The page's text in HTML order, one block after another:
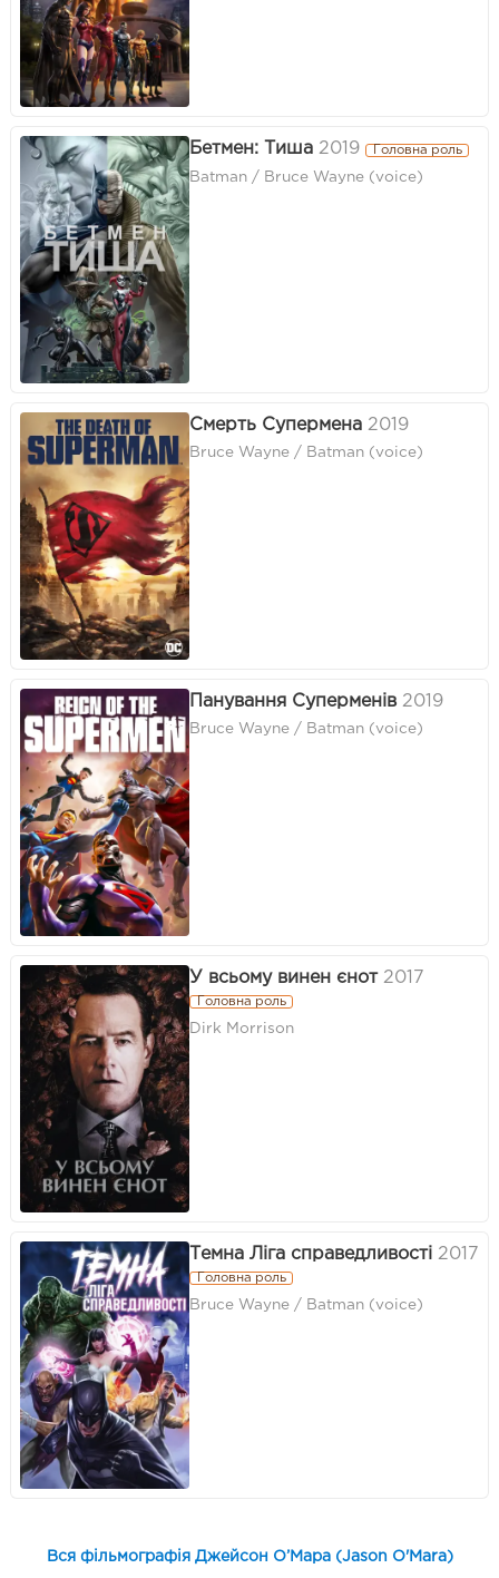
Бетмен: Тиша 2019 Головна роль
Batman / Bruce Wayne (voice)
Смерть Супермена 2019
Bruce Wayne / Batman (voice)
Панування Суперменів 2019
Bruce Wayne / Batman (voice)
У всьому винен єнот 2017
Головна роль
Dirk Morrison
Темна Ліга справедливості 2017
Головна роль
Bruce Wayne / Batman (voice)
Вся фільмографія Джейсон О’Мара (Jason O'Mara)